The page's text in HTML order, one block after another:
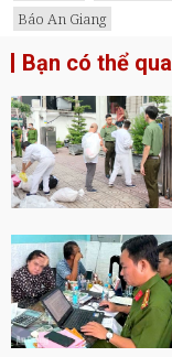
Báo An Giang
Bạn có thể